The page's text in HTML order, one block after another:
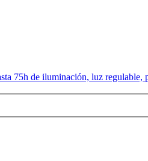
75h de iluminación, luz regulable,